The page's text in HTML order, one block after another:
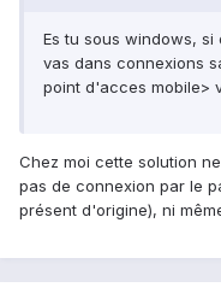
Es tu sous windows, si
vas dans connexions
point d'acces mobile>
Chez moi cette solution
pas de connexion par le
présent d'origine), ni